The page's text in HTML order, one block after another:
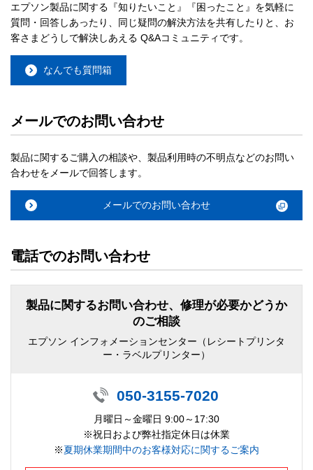
エプソン製品に関する『知りたいこと』『困ったこと』を気軽に
質問・回答しあったり、同じ疑問の解決方法を共有したりと、お
客さまどうしで解決しあえる Q&Aコミュニティです。
なんでも質問箱
メールでのお問い合わせ
製品に関するご購入の相談や、製品利用時の不明点などのお問い
合わせをメールで回答します。
メールでのお問い合わせ
電話でのお問い合わせ
製品に関するお問い合わせ、修理が必要かどうか
のご相談
エプソン インフォメーションセンター（レシートプリンタ
ー・ラベルプリンター）
050-3155-7020
月曜日～金曜日 9:00～17:30
※祝日および弊社指定休日は休業
※夏期休業期間中のお客様対応に関するご案内